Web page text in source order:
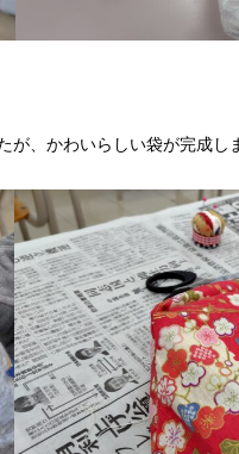
、かわいらしい袋が完成し